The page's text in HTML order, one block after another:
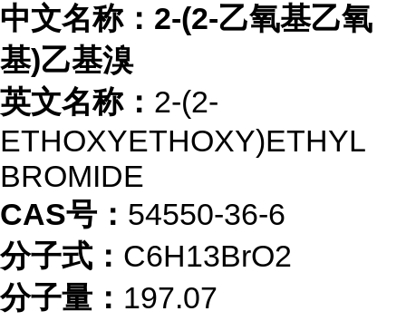
中文名称：2-(2-乙氧基乙氧
基)乙基溴
英文名称： 2-(2-
ETHOXYETHOXY)ETHYL
BROMIDE
CAS号： 54550-36-6
分子式： C6H13BrO2
分子量： 197.07